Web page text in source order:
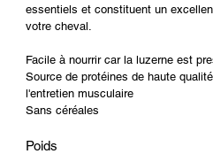
essentiels et constituent un
votre cheval.
Facile à nourrir car la luzerne est
Source de protéines de haute
l'entretien musculaire
Sans céréales
Poids